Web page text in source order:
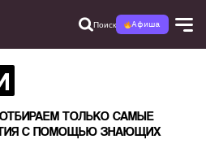
Поиск Афиша
ТОЛЬКО САМЫЕ
С ПОМОЩЬЮ ЗНАЮЩИХ